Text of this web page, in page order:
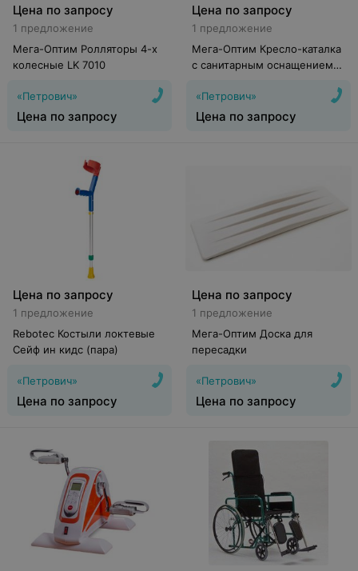
Цена по запросу
1 предложение
Мега-Оптим Ролляторы 4-х
колесные LK 7010
«Петрович»
Цена по запросу
Цена по запросу
1 предложение
Мега-Оптим Кресло-каталка
с санитарным оснащением
«Петрович»
Цена по запросу
Цена по запросу
1 предложение
Rebotec Костыли локтевые
Сейф ин кидс (пара)
«Петрович»
Цена по запросу
Цена по запросу
1 предложение
Мега-Оптим Доска для
пересадки
«Петрович»
Цена по запросу